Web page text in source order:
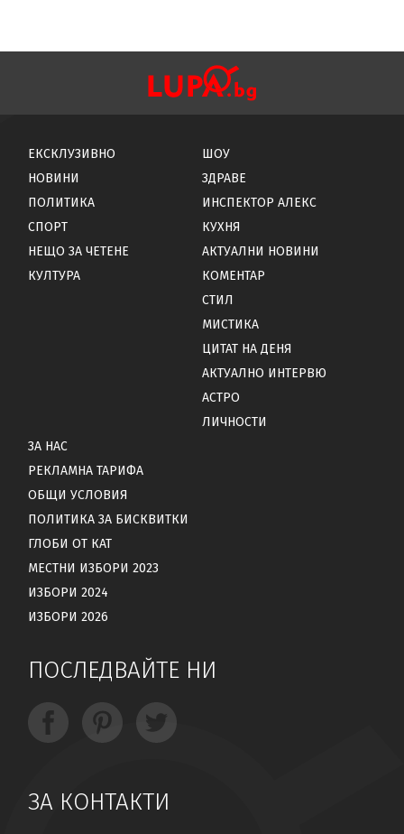
ЕКСКЛУЗИВНО
НОВИНИ
ПОЛИТИКА
СПОРТ
НЕЩО ЗА ЧЕТЕНЕ
КУЛТУРА
ШОУ
ЗДРАВЕ
ИНСПЕКТОР АЛЕКС
КУХНЯ
АКТУАЛНИ НОВИНИ
КОМЕНТАР
СТИЛ
МИСТИКА
ЦИТАТ НА ДЕНЯ
АКТУАЛНО ИНТЕРВЮ
АСТРО
ЛИЧНОСТИ
ЗА НАС
РЕКЛАМНА ТАРИФА
ОБЩИ УСЛОВИЯ
ПОЛИТИКА ЗА БИСКВИТКИ
ГЛОБИ ОТ КАТ
МЕСТНИ ИЗБОРИ 2023
ИЗБОРИ 2024
ИЗБОРИ 2026
ПОСЛЕДВАЙТЕ НИ
ЗА КОНТАКТИ